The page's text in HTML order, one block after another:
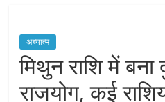
अध्यात्म
मिथुन राशि में बना
राजयोग, कई